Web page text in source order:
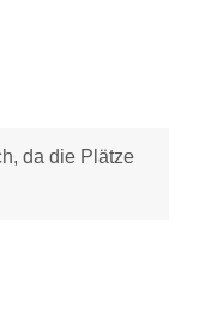
da die Plätze